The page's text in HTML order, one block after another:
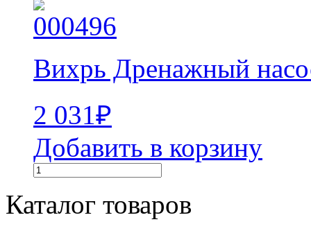
Вихрь Дренажный
2 031₽
Добавить в корзину
Каталог товаров